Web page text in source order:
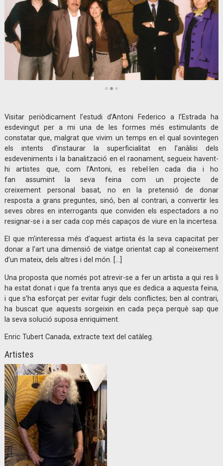
Visitar periòdicament l’estudi d’Antoni Federico a l’Estrada ha
esdevingut per a mi una de les formes més estimulants de
constatar que, malgrat que vivim un temps en el qual sovintegen
els intents d’instaurar la superficialitat en l’anàlisi dels
esdeveniments i la banalització en el raonament, segueix havent-
hi artistes que, com l’Antoni, es rebel·len cada dia i ho
fan assumint la seva feina com un projecte de
creixement personal basat, no en la pretensió de donar
resposta a grans preguntes, sinó, ben al contrari, a convertir les
seves obres en interrogants que conviden els espectadors a no
resignar-se i a ser cada cop més capaços de viure en la incertesa.
El que m’interessa més d’aquest artista és la seva capacitat per
donar a l’art una dimensió de viatge orientat cap al coneixement
d’un mateix, dels altres i del món. […]
Una proposta que només pot atrevir-se a fer un artista a qui res li
ha estat donat i que fa trenta anys que es dedica a aquesta feina,
i que s’ha esforçat per evitar fugir dels conflictes; ben al contrari,
ha buscat que aquests sorgeixin en cada peça perquè sap que
la seva solució suposa enriquiment.
Enric Tubert Canada, extracte text del catàleg.
Artistes